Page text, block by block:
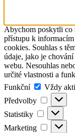
Abychom poskytli co
přístupu k
cookies. Souhlas s
údaje, jako je
webu. Nesouhlas
určité vlastnosti a
Funkční
Funkční
Vždy
Předvolby
Statistiky Statistiky
Marketing